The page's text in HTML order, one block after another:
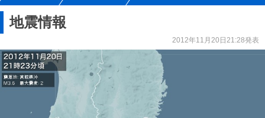
地震情報
2012年11月20日21:28発表